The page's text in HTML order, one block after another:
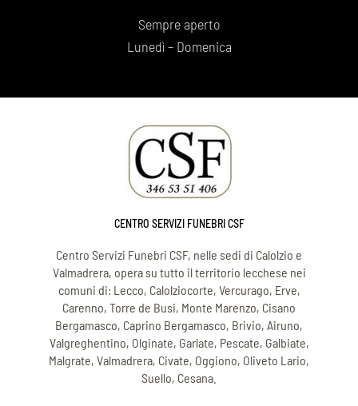
Sempre aperto
Lunedì – Domenica
CENTRO SERVIZI FUNEBRI CSF
Centro Servizi Funebri CSF, nelle sedi di Calolzio e
Valmadrera, opera su tutto il territorio lecchese nei
comuni di: Lecco, Calolziocorte, Vercurago, Erve,
Carenno, Torre de Busi, Monte Marenzo, Cisano
Bergamasco, Caprino Bergamasco, Brivio, Airuno,
Valgreghentino, Olginate, Garlate, Pescate, Galbiate,
Malgrate, Valmadrera, Civate, Oggiono, Oliveto Lario,
Suello, Cesana.